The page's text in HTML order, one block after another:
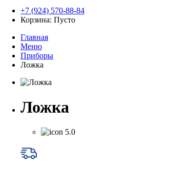
+7 (924) 570-88-84
Корзина: Пусто
Главная
Меню
Приборы
Ложка
Ложка
5.0